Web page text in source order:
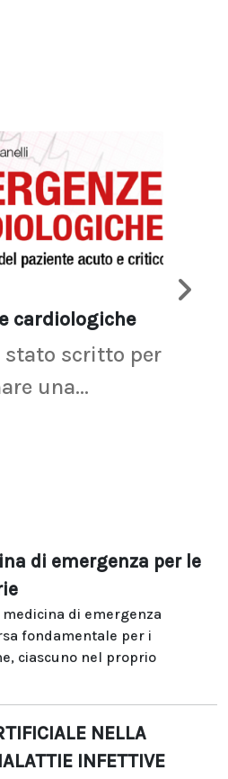
cardiologiche
stato scritto per
una...
di emergenza per le
di emergenza
fondamentale per i
ciascuno nel proprio
NELLA
INFETTIVE